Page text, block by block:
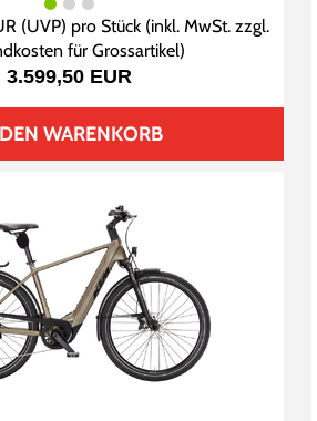
(UVP) pro Stück (inkl. MwSt. zzgl.
für Grossartikel)
3.599,50 EUR
WARENKORB